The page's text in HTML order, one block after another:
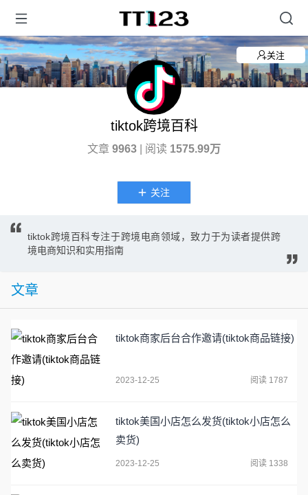
关注
tiktok跨境百科
文章 9963 | 阅读 1575.99万
关注
tiktok跨境百科专注于跨境电商领域，致力于为读者提供跨
境电商知识和实用指南
文章
tiktok商家后台合作邀请(tiktok商品链接)
2023-12-25 阅读 1787
tiktok美国小店怎么发货(tiktok小店怎么
卖货)
2023-12-25 阅读 1338